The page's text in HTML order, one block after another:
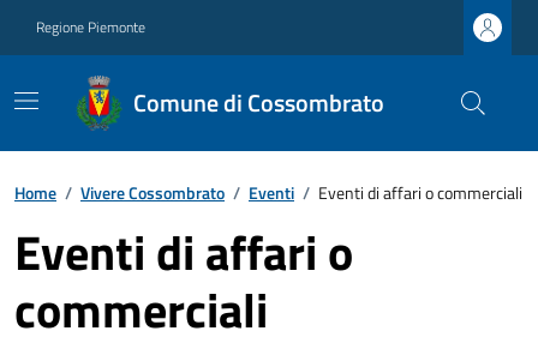
Regione Piemonte
Comune di Cossombrato
Home / Vivere Cossombrato / Eventi / Eventi di affari o commerciali
Eventi di affari o
commerciali